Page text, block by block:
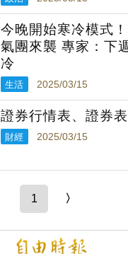
今晚開始寒冷模式
氣團來襲 專家：下
冷
生活 2025/03/15
證券行情表、證券
財經 2025/03/15
1 〉